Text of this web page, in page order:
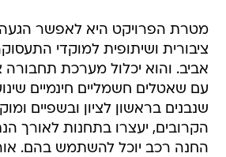
מטרת הפרויקט היא לאפשר
ציבורית ושיתופית למוקדי
אביב. והוא יכלול מערכת תחבורה
עם שאטלים חשמליים חינמיים
שנבנים בראשון לציון ובשפיים
הקרובים, יעצרו בתחנות לאורך
החנה רכב יוכל להשתמש בהם.